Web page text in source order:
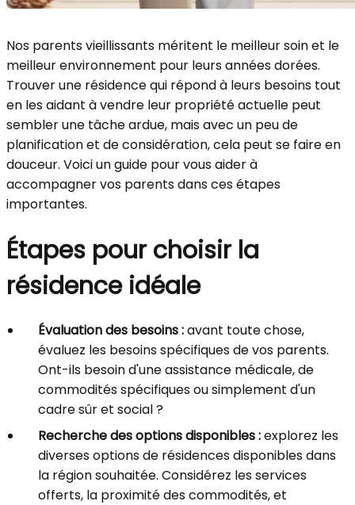
Nos parents vieillissants méritent le meilleur soin et le
meilleur environnement pour leurs années dorées.
Trouver une résidence qui répond à leurs besoins tout
en les aidant à vendre leur propriété actuelle peut
sembler une tâche ardue, mais avec un peu de
planification et de considération, cela peut se faire en
douceur. Voici un guide pour vous aider à
accompagner vos parents dans ces étapes
importantes.
Étapes pour choisir la
résidence idéale
Évaluation des besoins :avant toute chose,
évaluez les besoins spécifiques de vos parents.
Ont-ils besoin d'une assistance médicale, de
commodités spécifiques ou simplement d'un
cadre sûr et social ?
Recherche des options disponibles :explorez les
diverses options de résidences disponibles dans
la région souhaitée. Considérez les services
offerts, la proximité des commodités, et